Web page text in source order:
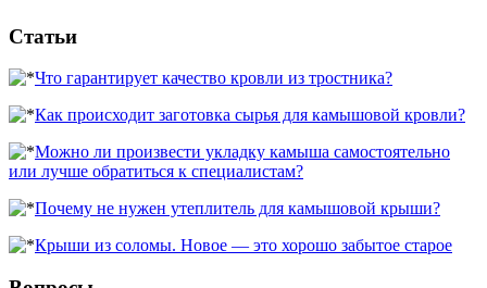
Статьи
Что гарантирует качество кровли из тростника?
Как происходит заготовка сырья для камышовой кровли?
Можно ли произвести укладку камыша самостоятельно
или лучше обратиться к специалистам?
Почему не нужен утеплитель для камышовой крыши?
Крыши из соломы. Новое — это хорошо забытое старое